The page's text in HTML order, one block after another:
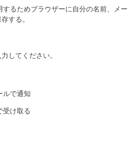
するためブラウザーに自分の名前、メー
する。
してください。
ルで通知
受け取る